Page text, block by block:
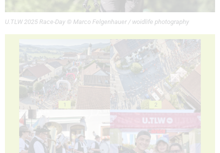
U.TLW 2025 Race-Day © Marco Felgenhauer / woidlife photography
1 2